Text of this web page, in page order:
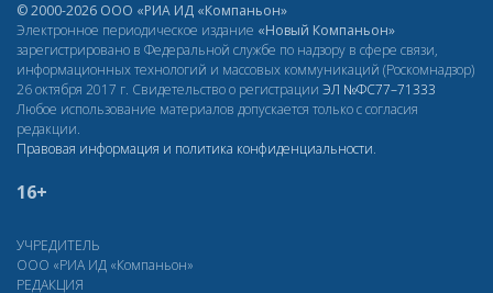
© 2000-2026 ООО «РИА ИД «Компаньон»
Электронное периодическое издание «Новый Компаньон»
зарегистрировано в Федеральной службе по надзору в сфере связи,
информационных технологий и массовых коммуникаций (Роскомнадзор)
26 октября 2017 г. Свидетельство о регистрации ЭЛ №ФС77–71333
Любое использование материалов допускается только с согласия
редакции.
Правовая информация и политика конфиденциальности.
16+
УЧРЕДИТЕЛЬ
ООО «РИА ИД «Компаньон»
РЕДАКЦИЯ